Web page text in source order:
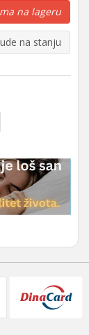
na lageru
na stanju